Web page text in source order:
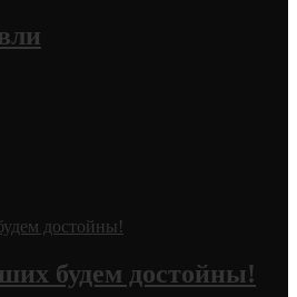
будем достойны!